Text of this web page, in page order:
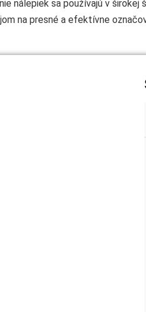
nálepiek sa používajú v
na presné a efektívne